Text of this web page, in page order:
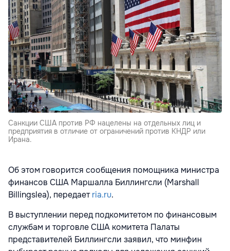
Санкции США против РФ нацелены на отдельных лиц и
предприятия в отличие от ограничений против КНДР или
Ирана.
Об этом говорится сообщения помощника министра
финансов США Маршалла Биллингсли (Marshall
Billingslea), передаетria.ru.
В выступлении перед подкомитетом по финансовым
службам и торговле США комитета Палаты
представителей Биллингсли заявил, что минфин